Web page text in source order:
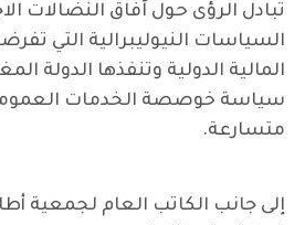
تبادل الرؤى حول آفاق النضالات
السياسات النيوليبرالية التي
المالية الدولية وتنفذها الدولة
سياسة خوصصة الخدمات
متسارعة.
إلى جانب الكاتب العام لجمعية